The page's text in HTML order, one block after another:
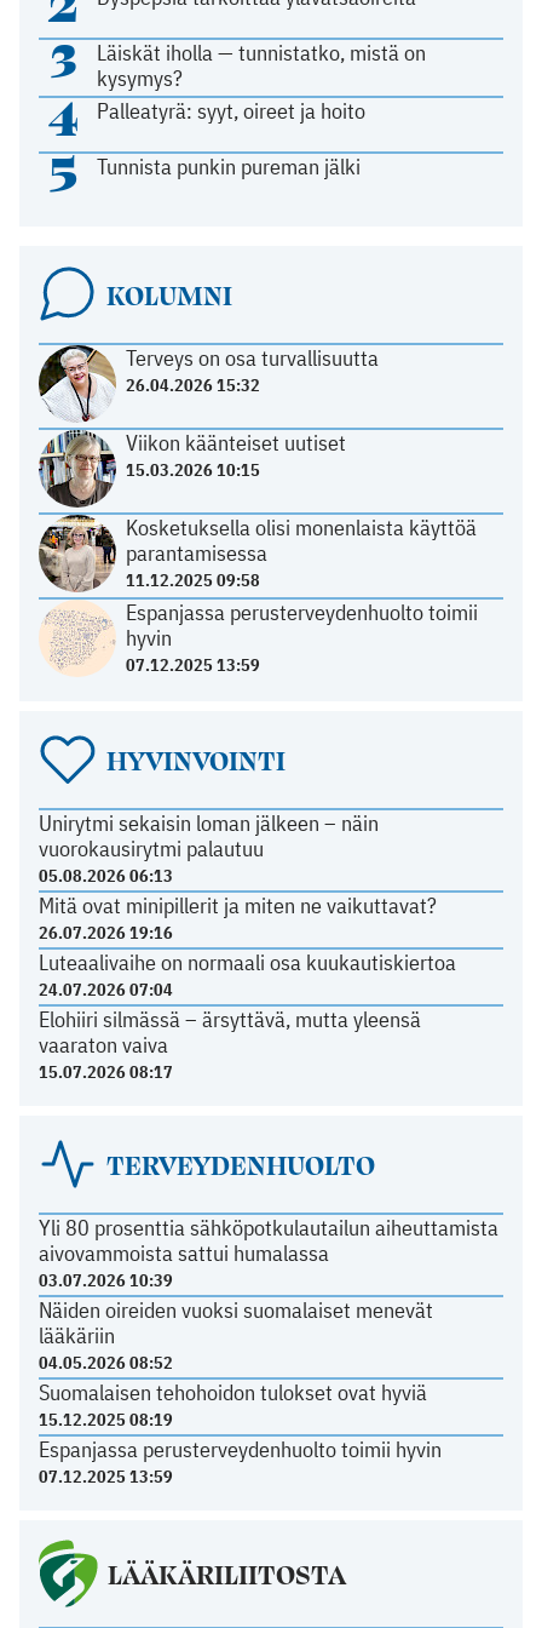
3
Läiskät iholla — tunnistatko, mistä on
kysymys?
4 Palleatyrä: syyt, oireet ja hoito
5 Tunnista punkin pureman jälki
KOLUMNI
Terveys on osa turvallisuutta
26.04.2026 15:32
Viikon käänteiset uutiset
15.03.2026 10:15
Kosketuksella olisi monenlaista käyttöä
parantamisessa
11.12.2025 09:58
Espanjassa perusterveydenhuolto toimii
hyvin
07.12.2025 13:59
HYVINVOINTI
Unirytmi sekaisin loman jälkeen – näin
vuorokausirytmi palautuu
05.08.2026 06:13
Mitä ovat minipillerit ja miten ne vaikuttavat?
26.07.2026 19:16
Luteaalivaihe on normaali osa kuukautiskiertoa
24.07.2026 07:04
Elohiiri silmässä – ärsyttävä, mutta yleensä
vaaraton vaiva
15.07.2026 08:17
TERVEYDENHUOLTO
Yli 80 prosenttia sähköpotkulautailun aiheuttamista
aivovammoista sattui humalassa
03.07.2026 10:39
Näiden oireiden vuoksi suomalaiset menevät
lääkäriin
04.05.2026 08:52
Suomalaisen tehohoidon tulokset ovat hyviä
15.12.2025 08:19
Espanjassa perusterveydenhuolto toimii hyvin
07.12.2025 13:59
LÄÄKÄRILIITOSTA